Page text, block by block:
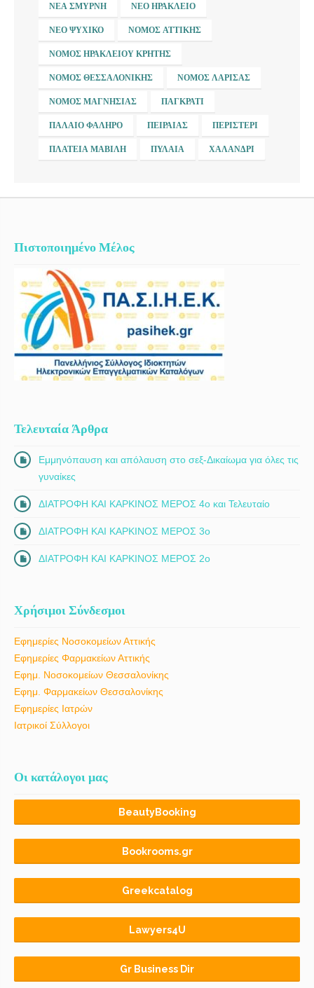
ΝΈΑ ΣΜΎΡΝΗ ΝΈΟ ΗΡΆΚΛΕΙΟ
ΝΈΟ ΨΥΧΙΚΌ ΝΟΜΌΣ ΑΤΤΙΚΉΣ
ΝΟΜΌΣ ΗΡΑΚΛΕΊΟΥ ΚΡΉΤΗΣ
ΝΟΜΌΣ ΘΕΣΣΑΛΟΝΊΚΗΣ ΝΟΜΌΣ ΛΆΡΙΣΑΣ
ΝΟΜΌΣ ΜΑΓΝΗΣΊΑΣ ΠΑΓΚΡΆΤΙ
ΠΑΛΑΙΌ ΦΆΛΗΡΟ ΠΕΙΡΑΙΆΣ ΠΕΡΙΣΤΈΡΙ
ΠΛΑΤΕΊΑ ΜΑΒΊΛΗ ΠΥΛΑΊΑ ΧΑΛΆΝΔΡΙ
Πιστοποιημένο Μέλος
Τελευταία Άρθρα
Εμμηνόπαυση και απόλαυση στο σεξ-Δικαίωμα για όλες τις
γυναίκες
ΔΙΑΤΡΟΦΗ ΚΑΙ ΚΑΡΚΙΝΟΣ ΜΕΡΟΣ 4ο και Τελευταίο
ΔΙΑΤΡΟΦΗ ΚΑΙ ΚΑΡΚΙΝΟΣ ΜΕΡΟΣ 3ο
ΔΙΑΤΡΟΦΗ ΚΑΙ ΚΑΡΚΙΝΟΣ ΜΕΡΟΣ 2ο
Χρήσιμοι Σύνδεσμοι
Εφημερίες Νοσοκομείων Αττικής
Εφημερίες Φαρμακείων Αττικής
Εφημ. Νοσοκομείων Θεσσαλονίκης
Εφημ. Φαρμακείων Θεσσαλονίκης
Εφημερίες Ιατρών
Ιατρικοί Σύλλογοι
Οι κατάλογοι μας
BeautyBooking
Bookrooms.gr
Greekcatalog
Lawyers4U
Gr Business Dir